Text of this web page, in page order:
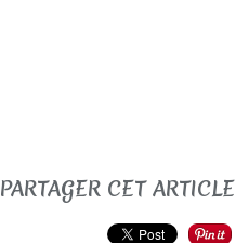
PARTAGER CET ARTICLE